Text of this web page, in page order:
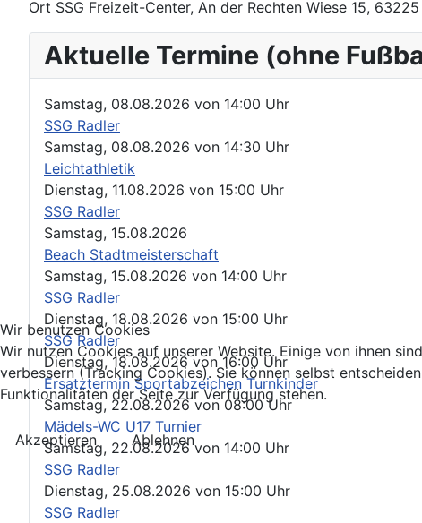
Ort SSG Freizeit-Center, An der Rechten Wiese 15,
Aktuelle Termine (ohne
Samstag, 08.08.2026 von 14:00 Uhr
SSG Radler
Samstag, 08.08.2026 von 14:30 Uhr
Leichtathletik
Dienstag, 11.08.2026 von 15:00 Uhr
SSG Radler
Samstag, 15.08.2026
Beach Stadtmeisterschaft
Samstag, 15.08.2026 von 14:00 Uhr
SSG Radler
Dienstag, 18.08.2026 von 15:00 Uhr
SSG Radler
Dienstag, 18.08.2026von16:00 Uhr
Ersatztermin Sportabzeichen Turnkinder
Samstag, 22.08.2026von08:00 Uhr
Mädels-WC U17 Turnier
Samstag, 22.08.2026von 14:00 Uhr
SSG Radler
Dienstag, 25.08.2026 von 15:00 Uhr
SSG Radler
Wir benutzen Cookies
Wir nutzen Cookies auf unserer Website. Einige von ihnen
verbessern (Tracking Cookies). Sie können selbst
Funktionalitäten der Seite zur Verfügung stehen.
Akzeptieren
Ablehnen